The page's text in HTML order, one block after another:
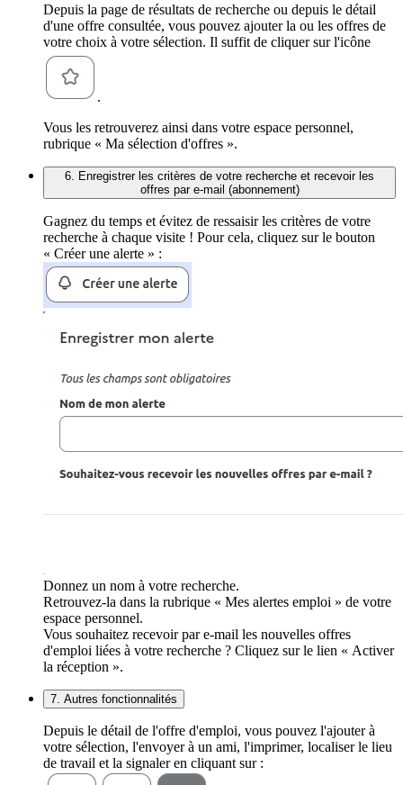
Depuis la page de résultats de recherche ou depuis le détail
d'une offre consultée, vous pouvez ajouter la ou les offres de
votre choix à votre sélection. Il suffit de cliquer sur l'icône
.
Vous les retrouverez ainsi dans votre espace personnel,
rubrique « Ma sélection d'offres ».
6. Enregistrer les critères de votre recherche et recevoir les
offres par e-mail (abonnement)
Gagnez du temps et évitez de ressaisir les critères de votre
recherche à chaque visite ! Pour cela, cliquez sur le bouton
« Créer une alerte » :
Donnez un nom à votre recherche.
Retrouvez-la dans la rubrique « Mes alertes emploi » de votre
espace personnel.
Vous souhaitez recevoir par e-mail les nouvelles offres
d'emploi liées à votre recherche ? Cliquez sur le lien « Activer
la réception ».
7. Autres fonctionnalités
Depuis le détail de l'offre d'emploi, vous pouvez l'ajouter à
votre sélection, l'envoyer à un ami, l'imprimer, localiser le lieu
de travail et la signaler en cliquant sur :